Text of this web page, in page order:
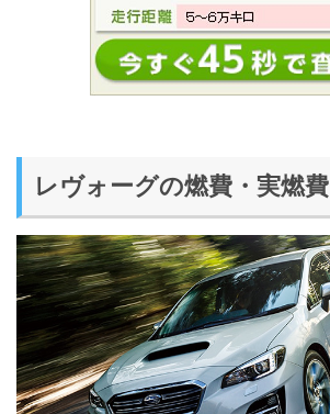
レヴォーグの燃費・実燃費